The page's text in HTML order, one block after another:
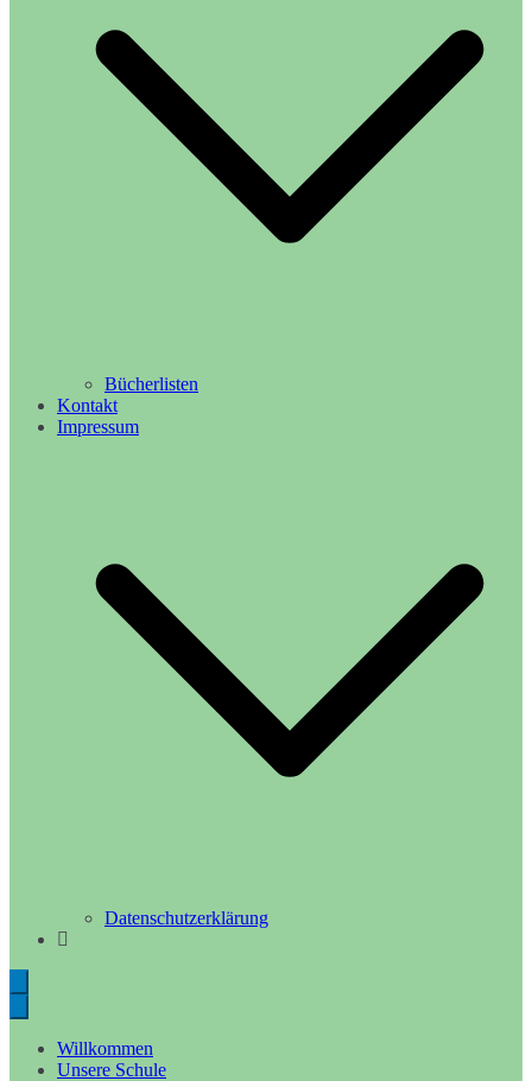
Bücherlisten
Kontakt
Impressum
Datenschutzerklärung
Willkommen
Unsere Schule